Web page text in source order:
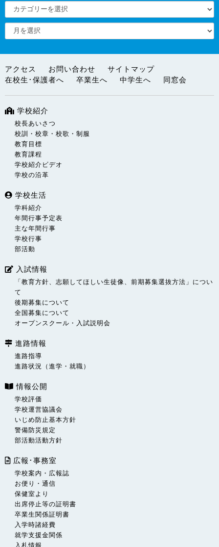
アクセス お問い合わせ
サイトマップ
在校生･保護者へ
卒業生へ 中学生へ 同窓会
学校紹介
校長あいさつ
校訓・校章・校歌・制服
教育目標
教育課程
学校紹介ビデオ
学校の沿革
学校生活
学科紹介
年間行事予定表
主な年間行事
学校行事
部活動
入試情報
「教育方針、志願してほしい生徒像、前期募集選抜方法」につい
て
後期募集について
全国募集について
オープンスクール・入試説明会
進路情報
進路指導
進路状況（進学・就職）
情報公開
学校評価
学校運営協議会
いじめ防止基本方針
警備防災規定
部活動活動方針
広報･事務室
学校案内・広報誌
お便り・通信
保健室より
出席停止等の証明書
卒業生関係証明書
入学時諸経費
就学支援金関係
入札情報